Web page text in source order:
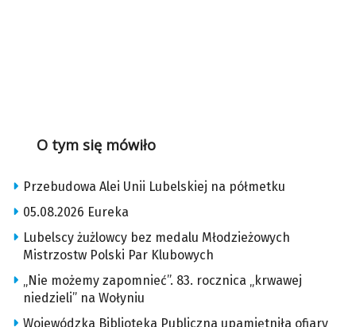
O tym się mówiło
Przebudowa Alei Unii Lubelskiej na półmetku
05.08.2026 Eureka
Lubelscy żużlowcy bez medalu Młodzieżowych
Mistrzostw Polski Par Klubowych
„Nie możemy zapomnieć”. 83. rocznica „krwawej
niedzieli” na Wołyniu
Wojewódzka Biblioteka Publiczna upamiętniła ofiary